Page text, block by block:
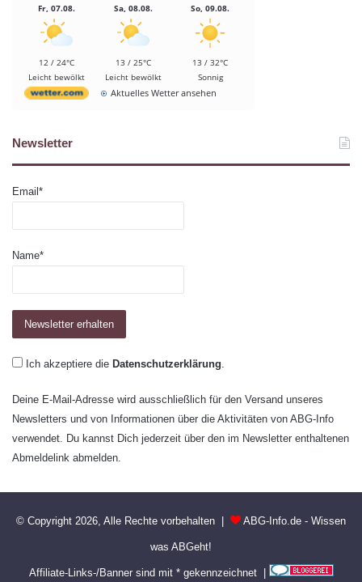
Fr, 07.08.
12 / 24°C
Leicht bewölkt
Sa, 08.08.
13 / 25°C
Leicht bewölkt
So, 09.08.
13 / 32°C
Sonnig
Aktuelles Wetter ansehen
Newsletter
Email*
Name*
Ich akzeptiere die Datenschutzerklärung
Deine E-Mail-Adresse wird ausschließlich für den Versand unseres
Newsletters und von Informationen über die Aktivitäten von ABG-Info
verwendet. Du kannst Dich jederzeit über den im Newsletter enthaltenen
Abmeldelink abmelden.
© Copyright 2026, Alle Rechte vorbehalten | ABG-Info.de - Wissen
was ABGeht!
Affiliate-Links-/Banner sind mit * gekennzeichnet |